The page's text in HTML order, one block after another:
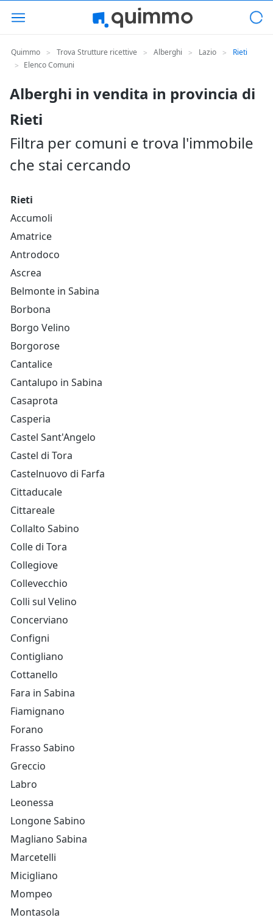
Quimmo > Trova Strutture ricettive > Alberghi > Lazio >
Rieti
> Elenco Comuni
Alberghi in vendita in provincia di
Rieti
Filtra per comuni e trova l'immobile
che stai cercando
Rieti
Accumoli
Amatrice
Antrodoco
Ascrea
Belmonte in Sabina
Borbona
Borgo Velino
Borgorose
Cantalice
Cantalupo in Sabina
Casaprota
Casperia
Castel Sant'Angelo
Castel di Tora
Castelnuovo di Farfa
Cittaducale
Cittareale
Collalto Sabino
Colle di Tora
Collegiove
Collevecchio
Colli sul Velino
Concerviano
Configni
Contigliano
Cottanello
Fara in Sabina
Fiamignano
Forano
Frasso Sabino
Greccio
Labro
Leonessa
Longone Sabino
Magliano Sabina
Marcetelli
Micigliano
Mompeo
Montasola